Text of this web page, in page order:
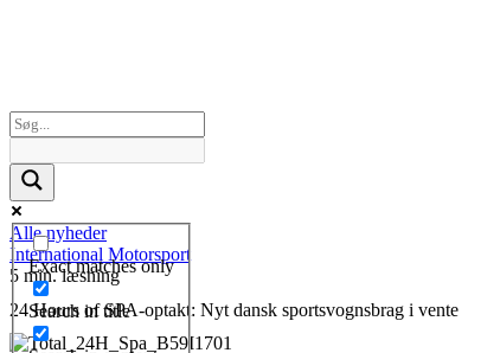
Exact matches only
Search in title
Alle nyheder
International Motorsport
5 min. læsning
24 Hours of SPA-optakt: Nyt dansk sportsvognsbrag i vente